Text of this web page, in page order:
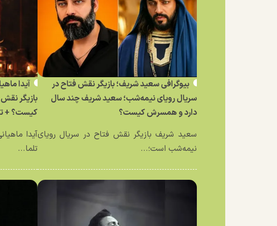
بیوگرافی سعید شریف؛ بازیگر نقش فتاح در
سریال رویای نیمه‌شب؛ سعید شریف چند سال
دارد و همسرش کیست؟
سعید شریف بازیگر نقش فتاح در سریال رویای
نیمه‌شب است؛...
آیدا
بازیگر
کیست؟ +
آیدا
تلما...